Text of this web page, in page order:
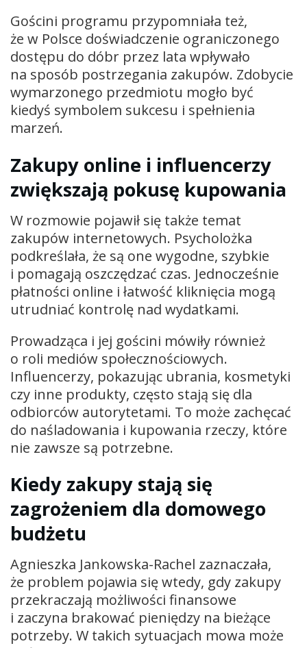
Gościni programu przypomniała też,
że w Polsce doświadczenie ograniczonego
dostępu do dóbr przez lata wpływało
na sposób postrzegania zakupów. Zdobycie
wymarzonego przedmiotu mogło być
kiedyś symbolem sukcesu i spełnienia
marzeń.
Zakupy online i influencerzy
zwiększają pokusę kupowania
W rozmowie pojawił się także temat
zakupów internetowych. Psycholożka
podkreślała, że są one wygodne, szybkie
i pomagają oszczędzać czas. Jednocześnie
płatności online i łatwość kliknięcia mogą
utrudniać kontrolę nad wydatkami.
Prowadząca i jej gościni mówiły również
o roli mediów społecznościowych.
Influencerzy, pokazując ubrania, kosmetyki
czy inne produkty, często stają się dla
odbiorców autorytetami. To może zachęcać
do naśladowania i kupowania rzeczy, które
nie zawsze są potrzebne.
Kiedy zakupy stają się
zagrożeniem dla domowego
budżetu
Agnieszka Jankowska-Rachel zaznaczała,
że problem pojawia się wtedy, gdy zakupy
przekraczają możliwości finansowe
i zaczyna brakować pieniędzy na bieżące
potrzeby. W takich sytuacjach mowa może